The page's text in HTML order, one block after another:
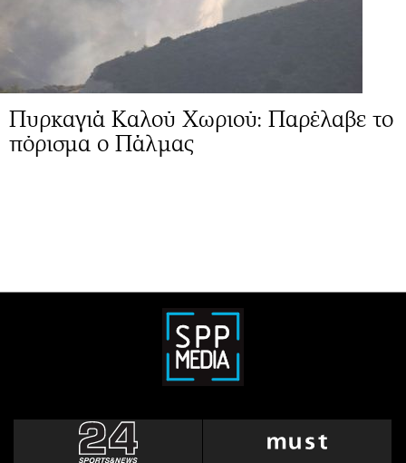
Πυρκαγιά Καλού Χωριού: Παρέλαβε το
πόρισμα ο Πάλμας